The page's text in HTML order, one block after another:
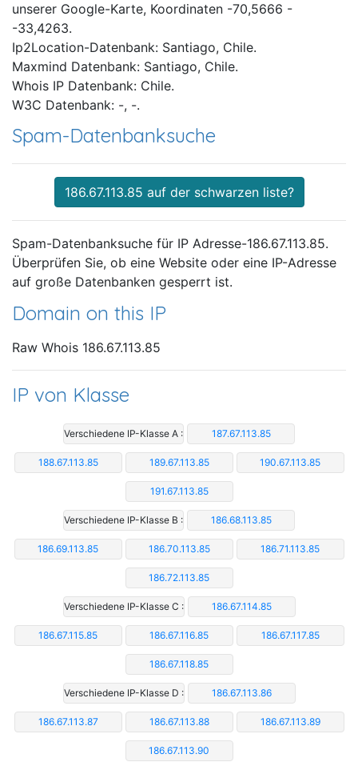
unserer Google-Karte, Koordinaten -70,5666 -
-33,4263.
Ip2Location-Datenbank: Santiago, Chile.
Maxmind Datenbank: Santiago, Chile.
Whois IP Datenbank: Chile.
W3C Datenbank: -, -.
Spam-Datenbanksuche
186.67.113.85 auf der schwarzen liste?
Spam-Datenbanksuche für IP Adresse-186.67.113.85.
Überprüfen Sie, ob eine Website oder eine IP-Adresse
auf große Datenbanken gesperrt ist.
Domain on this IP
Raw Whois 186.67.113.85
IP von Klasse
Verschiedene IP-Klasse A : 187.67.113.85
188.67.113.85 189.67.113.85 190.67.113.85
191.67.113.85
Verschiedene IP-Klasse B : 186.68.113.85
186.69.113.85 186.70.113.85 186.71.113.85
186.72.113.85
Verschiedene IP-Klasse C : 186.67.114.85
186.67.115.85 186.67.116.85 186.67.117.85
186.67.118.85
Verschiedene IP-Klasse D : 186.67.113.86
186.67.113.87 186.67.113.88 186.67.113.89
186.67.113.90